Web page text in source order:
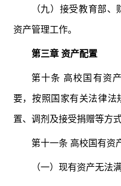
（九）接受教育部
资产管理工作。
第三章 资产配置
第十条 高校国有资
要，按照国家有关法律法
置、调剂及接受捐赠等方
第十一条 高校国有资
（一）现有资产无法